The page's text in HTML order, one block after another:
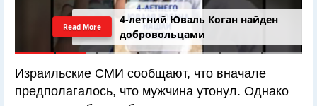
4-летний Юваль Коган найден
добровольцами
Read More
Израильские СМИ сообщают, что вначале
предполагалось, что мужчина утонул. Однако